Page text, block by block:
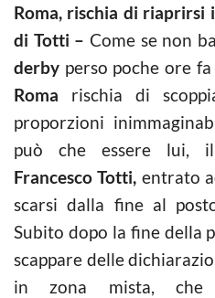
Roma, rischia di
di Totti – Come se non
derby perso poche ore
Roma rischia di
proporzioni
può che essere lui, il
Francesco Totti, entrato
scarsi dalla fine al
Subito dopo la fine della
scappare delle
in zona mista, che